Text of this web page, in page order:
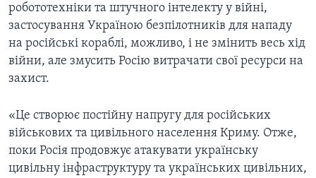
робототехніки та штучного інтелекту у війні,
застосування Україною безпілотників для нападу
на російські кораблі, можливо, і не змінить весь хід
війни, але змусить Росію витрачати свої ресурси на
захист.
«Це створює постійну напругу для російських
військових та цивільного населення Криму. Отже,
поки Росія продовжує атакувати українську
цивільну інфраструктуру та українських цивільних,